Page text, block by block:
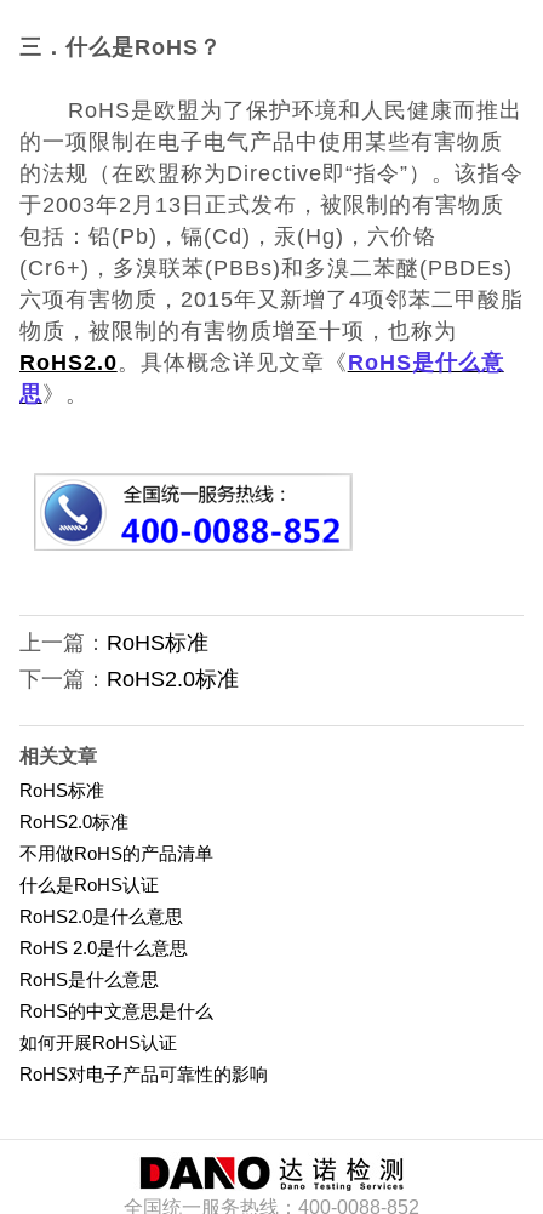
三．什么是RoHS ？
RoHS是欧盟为了保护环境和人民健康而推出
的一项限制在电子电气产品中使用某些有害物质
的法规（在欧盟称为Directive即“指令”）。该指令
于2003年2月13日正式发布，被限制的有害物质
包括：铅(Pb)，镉(Cd)，汞(Hg)，六价铬
(Cr6+)，多溴联苯(PBBs)和多溴二苯醚(PBDEs)
六项有害物质，2015年又新增了4项邻苯二甲酸脂
物质，被限制的有害物质增至十项，也称为
RoHS2.0。具体概念详见文章《RoHS是什么意
思》。
上一篇： RoHS标准
下一篇： RoHS2.0标准
相关文章
RoHS标准
RoHS2.0标准
不用做RoHS的产品清单
什么是RoHS认证
RoHS2.0是什么意思
RoHS 2.0是什么意思
RoHS是什么意思
RoHS的中文意思是什么
如何开展RoHS认证
RoHS对电子产品可靠性的影响
全国统一服务热线：400-0088-852